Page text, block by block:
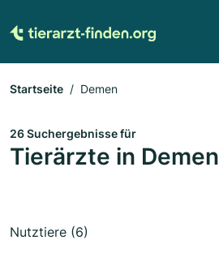
Startseite Demen
26 Suchergebnisse für
Tierärzte in Demen
Nutztiere (6)